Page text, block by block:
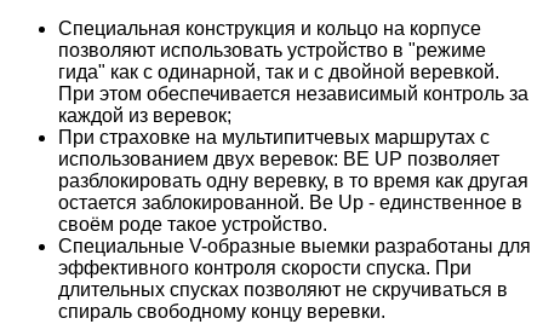
Специальная конструкция и кольцо на корпусе
позволяют использовать устройство в "режиме
гида" как с одинарной, так и с двойной веревкой.
При этом обеспечивается независимый контроль за
каждой из веревок;
При страховке на мультипитчевых маршрутах с
использованием двух веревок: BE UP позволяет
разблокировать одну веревку, в то время как другая
остается заблокированной. Be Up - единственное в
своём роде такое устройство.
Специальные V-образные выемки разработаны для
эффективного контроля скорости спуска. При
длительных спусках позволяют не скручиваться в
спираль свободному концу веревки.